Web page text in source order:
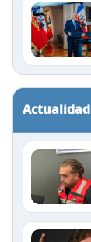
Actualidad